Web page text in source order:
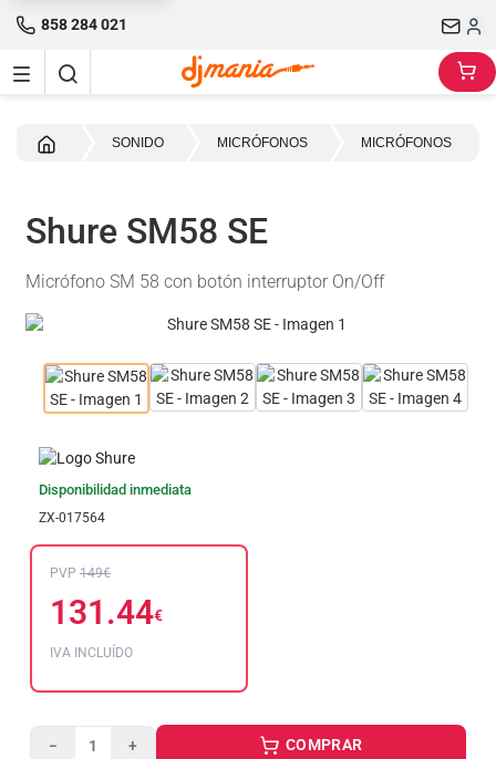
858 284 021
SONIDO MICRÓFONOS MICRÓFONOS
Shure SM58 SE
Micrófono SM 58 con botón interruptor On/Off
Disponibilidad inmediata
ZX-017564
PVP 149€
131.44€
IVA INCLUÍDO
− + COMPRAR